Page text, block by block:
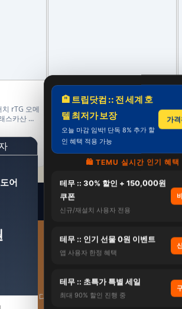
rTG 오메
스카산 명
정담건강
락티젠 유산균 프로바이오틱스 아기
어린이 키즈 임산부 성인 온가족 30
포, 2개
84,000원
30%58,800원
보성군 대련리 사찰·템플스테이 추천. 근
🏨 트립닷컴 :: 전 세계 호
텔 최저가 보장
오늘 마감 임박! 단독 8% 추가 할
인 혜택 적용 가능
가
🛍️ TEMU 실시간 인기 혜택
테무 :: 30% 할인 + 150,000원
쿠폰
신규/재설치 사용자 전용
테무 :: 인기 선물 0원 이벤트
앱 사용자 한정 혜택
테무 :: 초특가 특별 세일
최대 90% 할인 진행 중
어